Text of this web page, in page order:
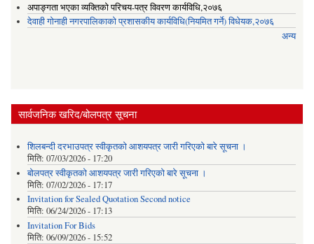
अपाङ्गता भएका व्यक्तिको परिचय-पत्र विवरण कार्यविधि,२०७६
देवाही गोनाही नगरपालिकाको प्रशासकीय कार्यविधि(नियमित गर्ने) विधेयक,२०७६
अन्य
सार्वजनिक खरिद/बोलपत्र सूचना
शिलबन्दी दरभाउपत्र स्वीकृतको आशयपत्र जारी गरिएको बारे सूचना ।
मिति: 07/03/2026 - 17:20
बोलपत्र स्वीकृतको आशयपत्र जारी गरिएको बारे सूचना ।
मिति: 07/02/2026 - 17:17
Invitation for Sealed Quotation Second notice
मिति: 06/24/2026 - 17:13
Invitation For Bids
मिति: 06/09/2026 - 15:52